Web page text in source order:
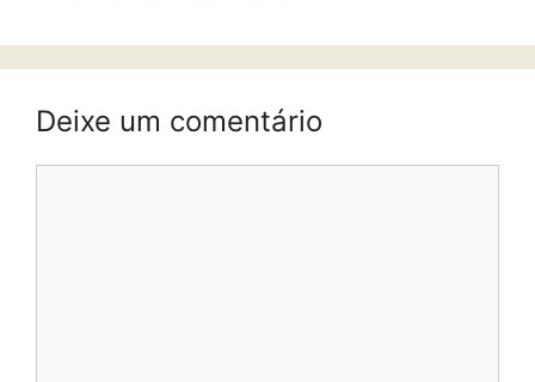
Deixe um comentário